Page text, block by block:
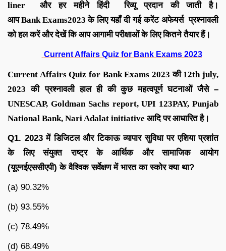
linerऔर हर महीनेहिंदी रिव्यूप्रदान की जाती है।
आपBankExams2023के लिए यहाँ दी गई करेंट अफेयर्स प्रश्नावली
को हल करें और देखें कि आप आगामी परीक्षाओं के लिए कितने तैयार हैं।
Current Affairs Quiz for Bank Exams 2023
Current Affairs Quiz for Bank Exams 2023की12th july,
2023कीप्रश्नावली हाल ही की कुछ महत्वपूर्ण घटनाओं जैसे–
UNESCAP, Goldman Sachs report, UPI 123PAY, Punjab
National Bank, Nari Adalat initiative आदिपर आधारित है।
Q1. 2023में डिजिटल और टिकाऊ व्यापार सुविधा पर एशिया प्रशांत
के लिए संयुक्त राष्ट्र के आर्थिक और सामाजिक आयोग
(यूएनईएससीएपी) के वैश्विक सर्वेक्षण में भारत का स्कोर क्या था?
(a) 90.32%
(b) 93.55%
(c) 78.49%
(d) 68.49%